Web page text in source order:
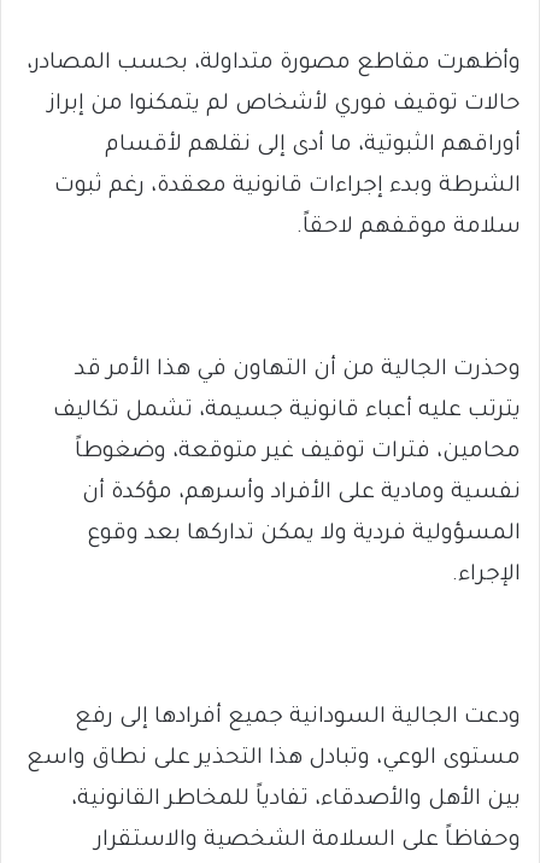
وأظهرت مقاطع مصورة متداولة، بحسب المصادر،
حالات توقيف فوري لأشخاص لم يتمكنوا من إبراز
أوراقهم الثبوتية، ما أدى إلى نقلهم لأقسام
الشرطة وبدء إجراءات قانونية معقدة، رغم ثبوت
سلامة موقفهم لاحقاً.
وحذرت الجالية من أن التهاون في هذا الأمر قد
يترتب عليه أعباء قانونية جسيمة، تشمل تكاليف
محامين، فترات توقيف غير متوقعة، وضغوطاً
نفسية ومادية على الأفراد وأسرهم، مؤكدة أن
المسؤولية فردية ولا يمكن تداركها بعد وقوع
الإجراء.
ودعت الجالية السودانية جميع أفرادها إلى رفع
مستوى الوعي، وتبادل هذا التحذير على نطاق واسع
بين الأهل والأصدقاء، تفادياً للمخاطر القانونية،
وحفاظاً على السلامة الشخصية والاستقرار